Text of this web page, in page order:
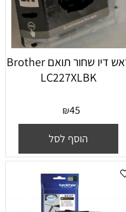
‏ראש דיו ‏שחור תואם Brother
LC227XLBK
₪45
הוסף לסל